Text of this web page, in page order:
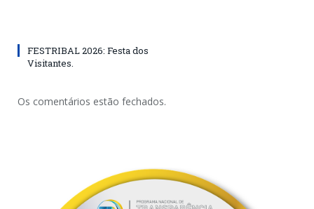
FESTRIBAL 2026: Festa dos
Visitantes.
Os comentários estão fechados.